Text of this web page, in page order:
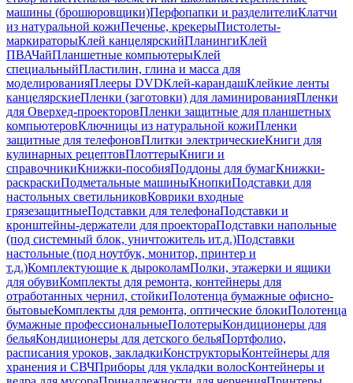
машины (брошюровщики)Перфопапки и разделителиКлатчи
из натуральной кожиПеченье, крекерыПистолеты-
маркираторыКлей канцелярскийПланингиКлей
ПВАЧайПланшетные компьютерыКлей
специальныйПластилин, глина и масса для
моделированияПлееры DVDКлей-карандашКлейкие ленты
канцелярскиеПленки (заготовки) для ламинированияПленки
для Оверхед-проекторовПленки защитные для планшетных
компьютеровКлючницы из натуральной кожиПленки
защитные для телефоновПлитки электрическиеКниги для
кулинарных рецептовПлоттерыКниги и
справочникиКнижки-пособияПоддоны для бумагКнижки-
раскраскиПодметальные машиныКнопкиПодставки для
настольных светильниковКоврики входные
грязезащитныеПодставки для телефонаПодставки и
кронштейны-держатели для проектораПодставки напольные
(под системный блок, уничтожитель ит.д.)Подставки
настольные (под ноутбук, монитор, принтер и
т.д.)Комплектующие к дыроколамПолки, этажерки и ящики
для обувиКомплекты для ремонта, контейнеры для
отработанных чернил, стойкиПолотенца бумажные офисно-
бытовыеКомплекты для ремонта, оптические блокиПолотенца
бумажные профессиональныеПолотерыКондиционеры для
бельяКондиционеры для детского бельяПортфолио,
расписания уроков, закладкиКонструкторыКонтейнеры для
хранения и СВЧПриборы для укладки волосКонтейнеры и